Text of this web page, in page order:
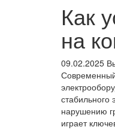
Как
на
09.02.2025
стабильного
нарушению
играет